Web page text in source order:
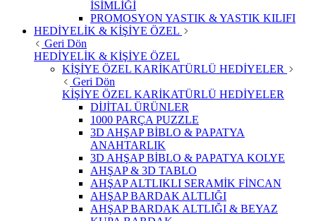
İSİMLİĞİ
PROMOSYON YASTIK & YASTIK KILIFI
HEDİYELİK & KİŞİYE ÖZEL
Geri Dön
HEDİYELİK & KİŞİYE ÖZEL
KİŞİYE ÖZEL KARİKATÜRLÜ HEDİYELER
Geri Dön
KİŞİYE ÖZEL KARİKATÜRLÜ HEDİYELER
DİJİTAL ÜRÜNLER
1000 PARÇA PUZZLE
3D AHŞAP BİBLO & PAPATYA
ANAHTARLIK
3D AHŞAP BİBLO & PAPATYA KOLYE
AHŞAP & 3D TABLO
AHŞAP ALTLIKLI SERAMİK FİNCAN
AHŞAP BARDAK ALTLIĞI
AHŞAP BARDAK ALTLIĞI & BEYAZ